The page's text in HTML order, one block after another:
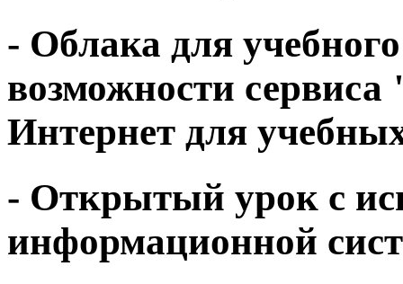
- Облака для
возможности
Интернет для
- Открытый урок с
информационной